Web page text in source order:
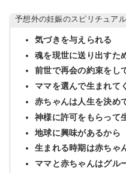
予想外の妊娠のスピリチュアル
気づきを与えられる
魂を現世に送り出すた
前世で再会の約束をし
ママを選んで生まれて
赤ちゃんは人生を決め
神様に許可をもらって
地球に興味があるから
生まれる時期は赤ちゃ
ママと赤ちゃんはグル